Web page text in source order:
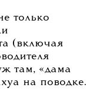
только
(включая
там, «дама
на поводке.